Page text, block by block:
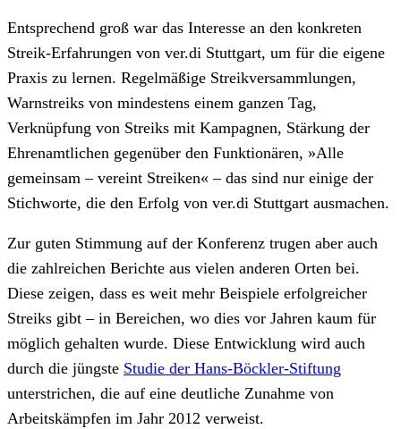
Entsprechend groß war das Interesse an den konkreten
Streik-Erfahrungen von ver.di Stuttgart, um für die eigene
Praxis zu lernen. Regelmäßige Streikversammlungen,
Warnstreiks von mindestens einem ganzen Tag,
Verknüpfung von Streiks mit Kampagnen, Stärkung der
Ehrenamtlichen gegenüber den Funktionären, »Alle
gemeinsam – vereint Streiken« – das sind nur einige der
Stichworte, die den Erfolg von ver.di Stuttgart ausmachen.
Zur guten Stimmung auf der Konferenz trugen aber auch
die zahlreichen Berichte aus vielen anderen Orten bei.
Diese zeigen, dass es weit mehr Beispiele erfolgreicher
Streiks gibt – in Bereichen, wo dies vor Jahren kaum für
möglich gehalten wurde. Diese Entwicklung wird auch
durch die jüngste Studie der Hans-Böckler-Stiftung
unterstrichen, die auf eine deutliche Zunahme von
Arbeitskämpfen im Jahr 2012 verweist.